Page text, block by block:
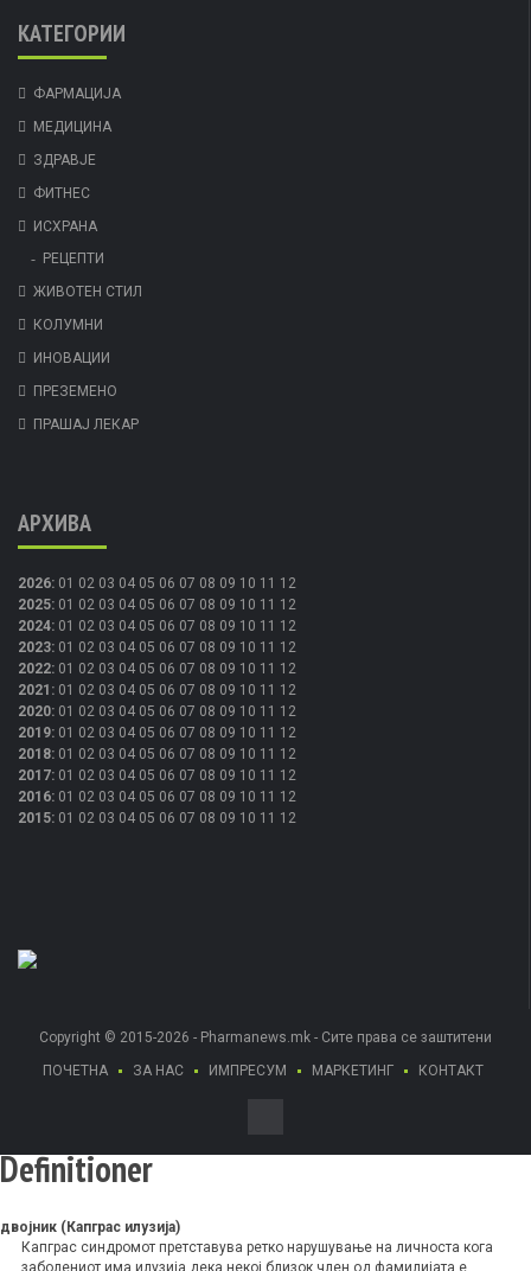
КАТЕГОРИИ
ФАРМАЦИЈА
МЕДИЦИНА
ЗДРАВЈЕ
ФИТНЕС
ИСХРАНА
РЕЦЕПТИ
ЖИВОТЕН СТИЛ
КОЛУМНИ
ИНОВАЦИИ
ПРЕЗЕМЕНО
ПРАШАЈ ЛЕКАР
АРХИВА
2026: 01 02 03 04 05 06 07 08 09 10 11 12
2025: 01 02 03 04 05 06 07 08 09 10 11 12
2024: 01 02 03 04 05 06 07 08 09 10 11 12
2023: 01 02 03 04 05 06 07 08 09 10 11 12
2022: 01 02 03 04 05 06 07 08 09 10 11 12
2021 : 01 02 03 04 05 06 07 08 09 10 11 12
2020: 01 02 03 04 05 06 07 08 09 10 11 12
2019: 01 02 03 04 05 06 07 08 09 10 11 12
2018: 01 02 03 04 05 06 07 08 09 10 11 12
2017: 01 02 03 04 05 06 07 08 09 10 11 12
2016: 01 02 03 04 05 06 07 08 09 10 11 12
2015: 01 02 03 04 05 06 07 08 09 10 11 12
Copyright © 2015-2026 - Pharmanews.mk - Сите права се заштитени
ПОЧЕТНА
ЗА НАС ИМПРЕСУМ МАРКЕТИНГ КОНТАКТ
Definitioner
двојник (Капграс илузија)
Капграс синдромот претставува ретко нарушување на личноста кога
заболениот има илузија дека некој близок член од фамилијата е